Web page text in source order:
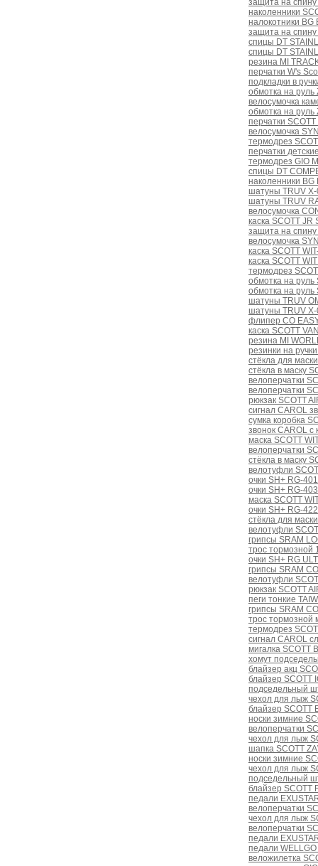
защита на спину
наколенники
налокотники BG
защита на спину
спицы DT
спицы DT
резина MI
перчатки W's
подкладки в
обмотка на руль
велосумочка
обмотка на руль
перчатки
велосумочка
термодрез
перчатки
термодрез GIO
спицы DT
наколенники BG
шатуны TRUV X-
шатуны TRUV
велосумочка
каска SCOTT JR
защита на спину
велосумочка
каска SCOTT
каска SCOTT
термодрез
обмотка на руль
обмотка на руль
шатуны TRUV
шатуны TRUV X-
флипер CO
каска SCOTT
резина MI
резинки на
стёкла для
стёкла в маску
велоперчатки
велоперчатки
рюкзак SCOTT
сигнал CAROL
сумка коробка
звонок CAROL с
маска SCOTT
велоперчатки
стёкла в маску
велотуфли
очки SH+ RG-
очки SH+ RG-
маска SCOTT
очки SH+ RG-
стёкла для
велотуфли
грипсы SRAM
трос тормозной
очки SH+ RG
грипсы SRAM
велотуфли
рюкзак SCOTT
пеги тонкие
грипсы SRAM
трос тормозной
термодрез
сигнал CAROL
мигалка SCOTT
хомут
блайзер акц
блайзер SCOTT
подседельный
чехол для лыж
блайзер SCOTT
носки зимние
велоперчатки
чехол для лыж
шапка SCOTT
носки зимние
чехол для лыж
подседельный
блайзер SCOTT
педали
велоперчатки
чехол для лыж
велоперчатки
педали
педали
веложилетка